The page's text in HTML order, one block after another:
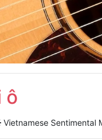
ô
Vietnamese Sentimental